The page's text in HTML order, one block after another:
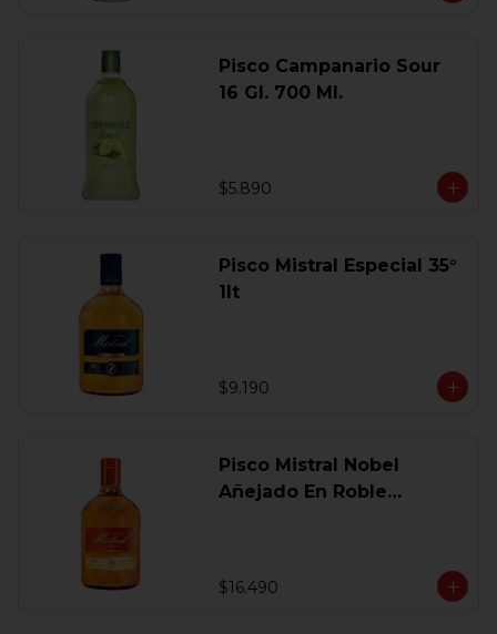
Pisco Campanario Sour
16 Gl. 700 Ml.
$5.890
Pisco Mistral Especial 35°
1lt
$9.190
Pisco Mistral Nobel
Añejado En Roble
$16.490